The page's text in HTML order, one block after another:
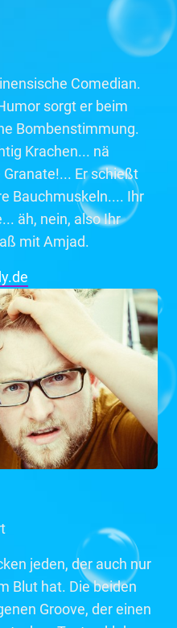
Comedian.
sorgt er beim
Bombenstimmung.
Krachen... nä
Er schießt
Bauchmuskeln.... Ihr
äh, nein, also Ihr
mit Amjad.
jeden, der auch nur
Blut hat. Die beiden
Groove, der einen